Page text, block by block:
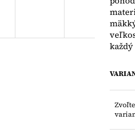
každý
Zvoľte